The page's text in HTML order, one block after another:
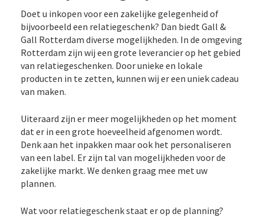
Doet u inkopen voor een zakelijke gelegenheid of
bijvoorbeeld een relatiegeschenk? Dan biedt Gall &
Gall Rotterdam diverse mogelijkheden. In de omgeving
Rotterdam zijn wij een grote leverancier op het gebied
van relatiegeschenken. Door unieke en lokale
producten in te zetten, kunnen wij er een uniek cadeau
van maken.
Uiteraard zijn er meer mogelijkheden op het moment
dat er in een grote hoeveelheid afgenomen wordt.
Denk aan het inpakken maar ook het personaliseren
van een label. Er zijn tal van mogelijkheden voor de
zakelijke markt. We denken graag mee met uw
plannen.
Wat voor relatiegeschenk staat er op de planning?